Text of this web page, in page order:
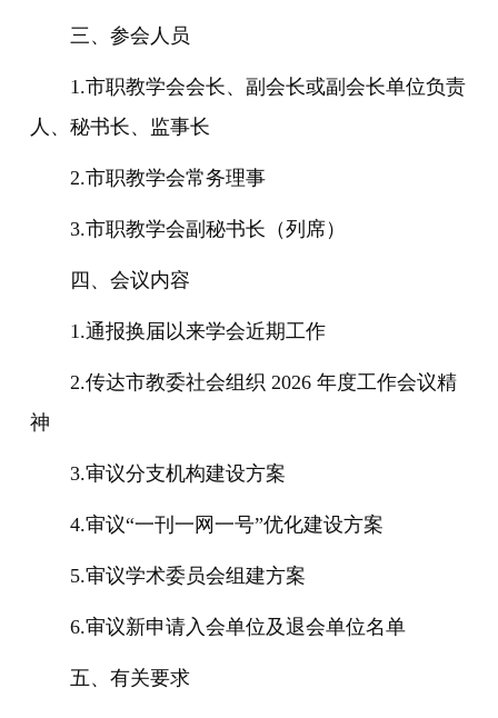
三、参会人员
1.市职教学会会长、副会长或副会长单位负责
人、秘书长、监事长
2.市职教学会常务理事
3.市职教学会副秘书长（列席）
四、会议内容
1.通报换届以来学会近期工作
2.传达市教委社会组织 2026 年度工作会议精
神
3.审议分支机构建设方案
4.审议“一刊一网一号”优化建设方案
5.审议学术委员会组建方案
6.审议新申请入会单位及退会单位名单
五、有关要求